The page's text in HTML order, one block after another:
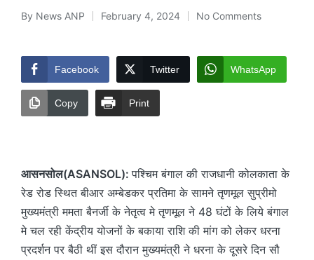
Posted
By News ANP February 4, 2024 No Comments
Facebook Twitter WhatsApp
Copy Print
आसनसोल(ASANSOL):पश्चिम बंगाल की राजधानी कोलकाता के
रेड रोड स्थित बीआर अम्बेडकर प्रतिमा के सामने तृणमूल सुप्रीमो
मुख्यमंत्री ममता बैनर्जी के नेतृत्व मे तृणमूल ने 48 घंटों के लिये बंगाल
मे चल रही केंद्रीय योजनों के बकाया राशि की मांग को लेकर धरना
प्रदर्शन पर बैठी थीं इस दौरान मुख्यमंत्री ने धरना के दूसरे दिन सौ